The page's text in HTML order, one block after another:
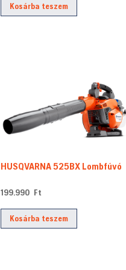
Kosárba teszem
HUSQVARNA 525BX Lombfúvó
199.990 Ft
Kosárba teszem